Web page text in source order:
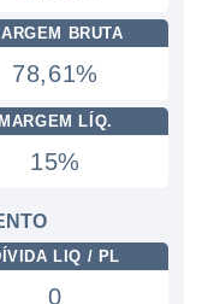
BRUTA
78,61%
MARGEM LÍQ.
15%
LIQ / PL
0